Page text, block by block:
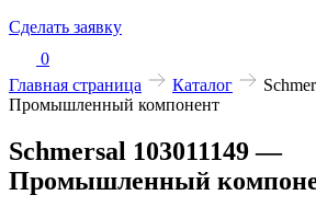
Сделать заявку
0
Главная страница
Каталог
Промышленный компонент
Schmersal 103011149 —
Промышленный